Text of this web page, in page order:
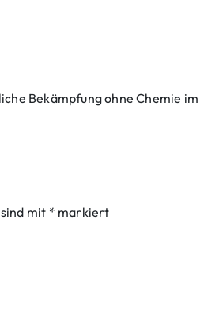
Bekämpfung ohne Chemie
mit * markiert